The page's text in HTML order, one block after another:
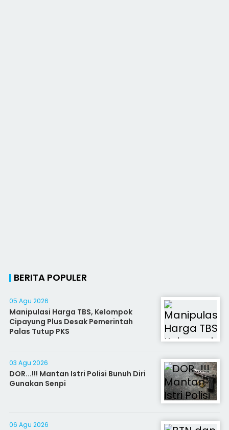
BERITA POPULER
05 Agu 2026
Manipulasi Harga TBS, Kelompok
Cipayung Plus Desak Pemerintah
Palas Tutup PKS
03 Agu 2026
DOR...!!! Mantan Istri Polisi Bunuh Diri
Gunakan Senpi
06 Agu 2026